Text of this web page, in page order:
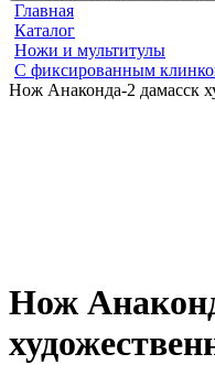
Главная
Каталог
Ножи и мультитулы
С фиксированным
Нож Анаконда-2 дамасск
Нож